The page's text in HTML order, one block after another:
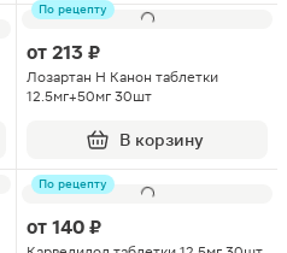
По рецепту
от 213 ₽
Лозартан Н Канон таблетки
12.5мг+50мг 30шт
В корзину
По рецепту
от 140 ₽